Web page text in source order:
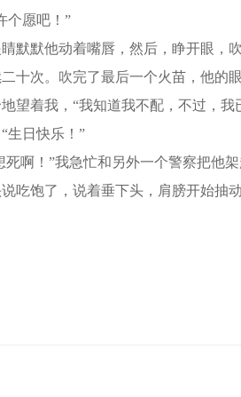
愿吧！”
默他动着嘴唇，然后，睁开眼，
十次。吹完了最后一个火苗，他的
望着我，“我知道我不配，不过，我
生日快乐！”
啊！”我急忙和另外一个警察把他
吃饱了，说着垂下头，肩膀开始抽